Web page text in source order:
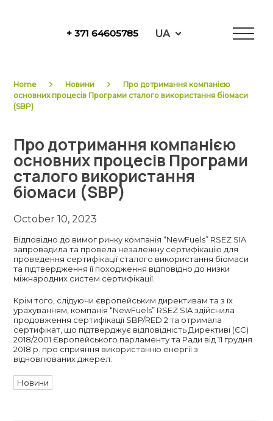
+ 371 64605785 UA
Home Новини
Про дотримання компанією
основних процесів Програми сталого використання біомаси
(SBP)
Про дотримання компанією
основних процесів Програми
сталого використання
біомаси (SBP)
October 10, 2023
Відповідно до вимог ринку компанія “NewFuels” RSEZ SIA
запровадила та провела незалежну сертифікацію для
проведення сертифікації сталого використання біомаси
та підтвердження її походження відповідно до низки
міжнародних систем сертифікації.
Крім того, слідуючи європейським директивам та з їх
урахуванням, компанія “NewFuels” RSEZ SIA здійснила
продовження сертифікації SBP/RED 2 та отримала
сертифікат, що підтверджує відповідність Директиві (ЄС)
2018/2001 Європейського парламенту та Ради від 11 грудня
2018 р. про сприяння використанню енергії з
відновлюваних джерел.
Новини